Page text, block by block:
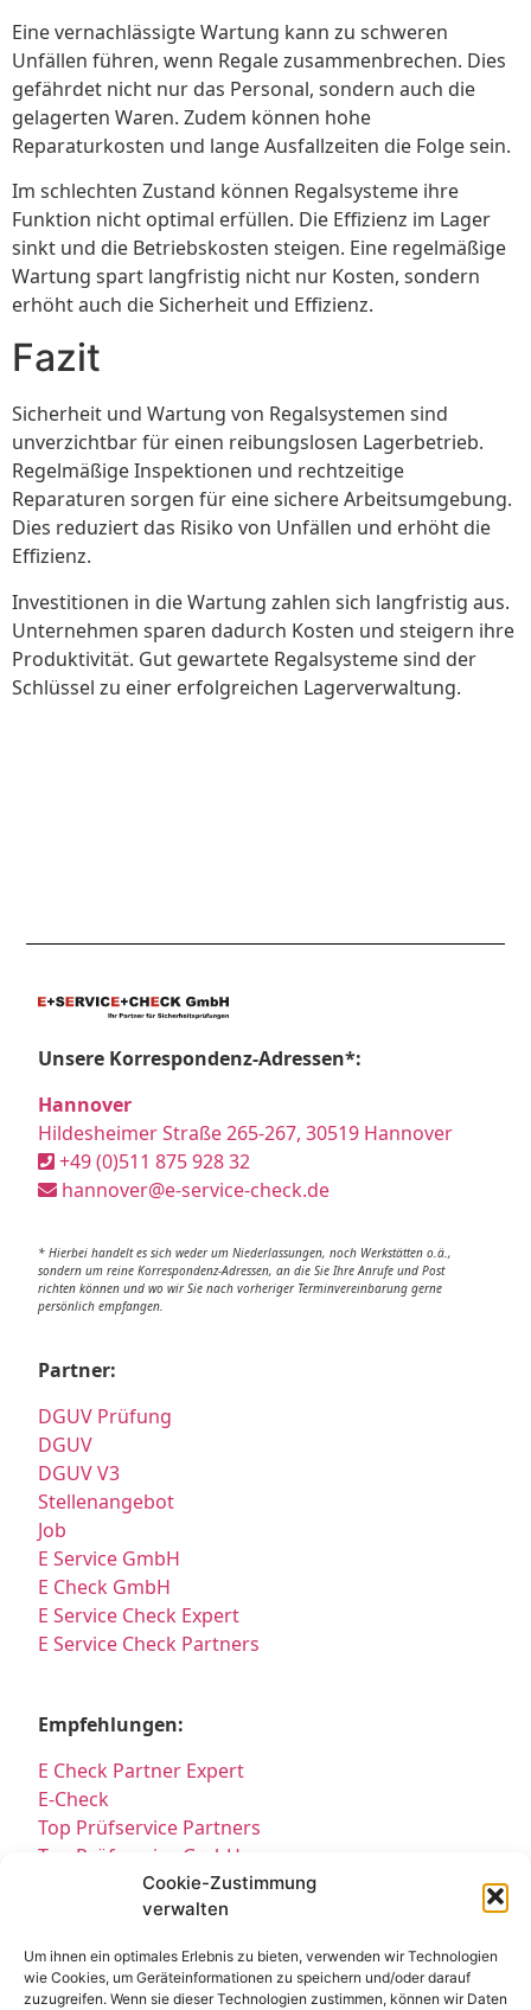
Cookie-Zustimmung
verwalten
Um ihnen ein optimales Erlebnis zu bieten, verwenden wir Technologien
wie Cookies, um Geräteinformationen zu speichern und/oder darauf
zuzugreifen. Wenn sie dieser Technologien zustimmen, können wir Daten
Eine vernachlässigte Wartung kann zu schweren
Unfällen führen, wenn Regale zusammenbrechen. Dies
gefährdet nicht nur das Personal, sondern auch die
gelagerten Waren. Zudem können hohe
Reparaturkosten und lange Ausfallzeiten die Folge sein.
Im schlechten Zustand können Regalsysteme ihre
Funktion nicht optimal erfüllen. Die Effizienz im Lager
sinkt und die Betriebskosten steigen. Eine regelmäßige
Wartung spart langfristig nicht nur Kosten, sondern
erhöht auch die Sicherheit und Effizienz.
Fazit
Sicherheit und Wartung von Regalsystemen sind
unverzichtbar für einen reibungslosen Lagerbetrieb.
Regelmäßige Inspektionen und rechtzeitige
Reparaturen sorgen für eine sichere Arbeitsumgebung.
Dies reduziert das Risiko von Unfällen und erhöht die
Effizienz.
Investitionen in die Wartung zahlen sich langfristig aus.
Unternehmen sparen dadurch Kosten und steigern ihre
Produktivität. Gut gewartete Regalsysteme sind der
Schlüssel zu einer erfolgreichen Lagerverwaltung.
Unsere Korrespondenz-Adressen*:
Hannover
Hildesheimer Straße 265-267, 30519 Hannover
+49 (0)511 875 928 32
hannover@e-service-check.de
* Hierbei handelt es sich weder um Niederlassungen, noch Werkstätten o.ä.,
sondern um reine Korrespondenz-Adressen, an die Sie Ihre Anrufe und Post
richten können und wo wir Sie nach vorheriger Terminvereinbarung gerne
persönlich empfangen.
Partner:
DGUV Prüfung
DGUV
DGUV V3
Stellenangebot
Job
E Service GmbH
E Check GmbH
E Service Check Expert
E Service Check Partners
Empfehlungen:
E Check Partner Expert
E-Check
Top Prüfservice Partners
Top Prüfservice GmbH
Prüfung DGUV3 GmbH
Sicherheitsprüfungen Partners
Prüfung E-Check Expert
Prüfung elektrischer Anlagen